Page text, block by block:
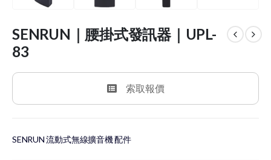
SENRUN｜腰掛式發訊器｜UPL-
83
索取報價
SENRUN 流動式無線擴音機 配件